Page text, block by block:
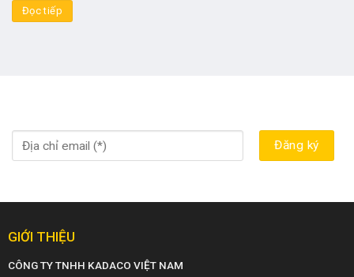
Đọc tiếp
GIỚI THIỆU
CÔNG TY TNHH KADACO VIỆT NAM